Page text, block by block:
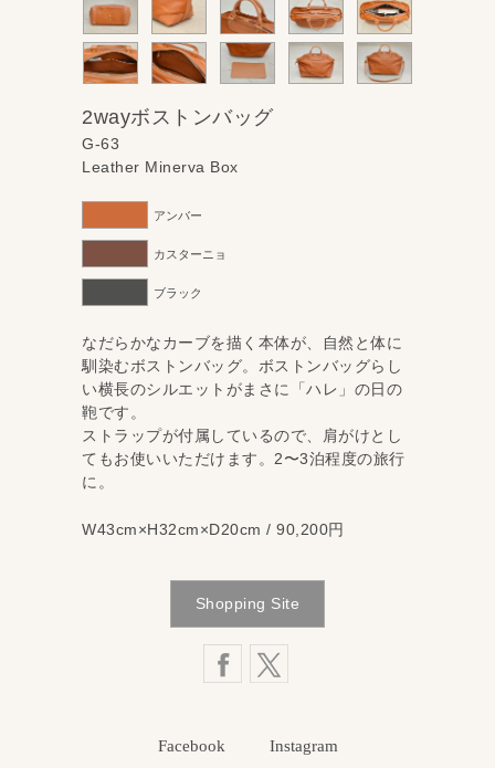
2wayボストンバッグ
G-63
Leather Minerva Box
アンバー
カスターニョ
ブラック
なだらかなカーブを描く本体が、自然と体に
馴染むボストンバッグ。ボストンバッグらし
い横長のシルエットがまさに「ハレ」の日の
鞄です。
ストラップが付属しているので、肩がけとし
てもお使いいただけます。2〜3泊程度の旅行
に。
W43cm×H32cm×D20cm / 90,200円
Shopping Site
Facebook Instagram